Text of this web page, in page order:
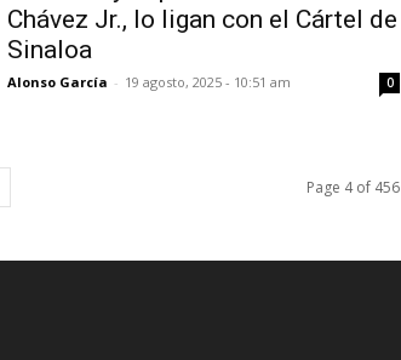
Chávez Jr., lo ligan con el Cártel de
Sinaloa
Alonso García - 19 agosto, 2025 - 10:51 am 0
Page 4 of 456